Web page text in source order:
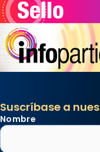
Suscríbase a
Nombre